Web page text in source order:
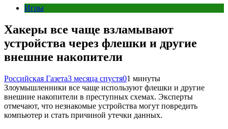
Игры
Хакеры все чаще взламывают
устройства через флешки и другие
внешние накопители
Российская Газета3 месяца спустя01 минуты
Злоумышленники все чаще используют флешки и другие
внешние накопители в преступных схемах. Эксперты
отмечают, что незнакомые устройства могут повредить
компьютер и стать причиной утечки данных.